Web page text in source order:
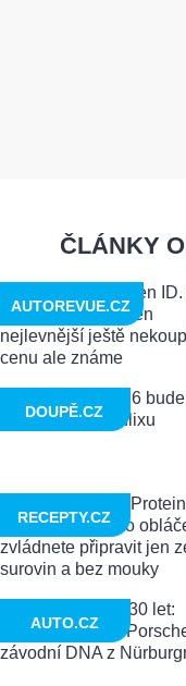
ČLÁNKY
AUTOREVUE.CZ
DOUPĚ.CZ
RECEPTY.CZ
AUTO.CZ